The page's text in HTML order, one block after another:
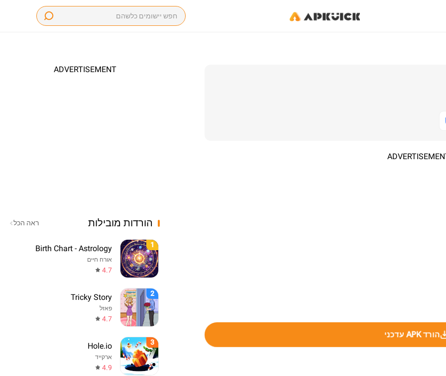
הורד APK עדכני
ADVERTISEMENT
הורדות מובילות ראה הכל
1
Birth Chart - Astrology
אורח חיים
4.7
2
Tricky Story
פאזל
4.7
3
Hole.io
ארקייד
4.9